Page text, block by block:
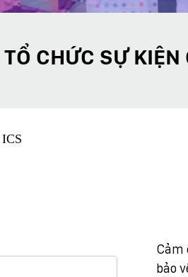
TỔ CHỨC SỰ KIỆN
Cảm
bảo